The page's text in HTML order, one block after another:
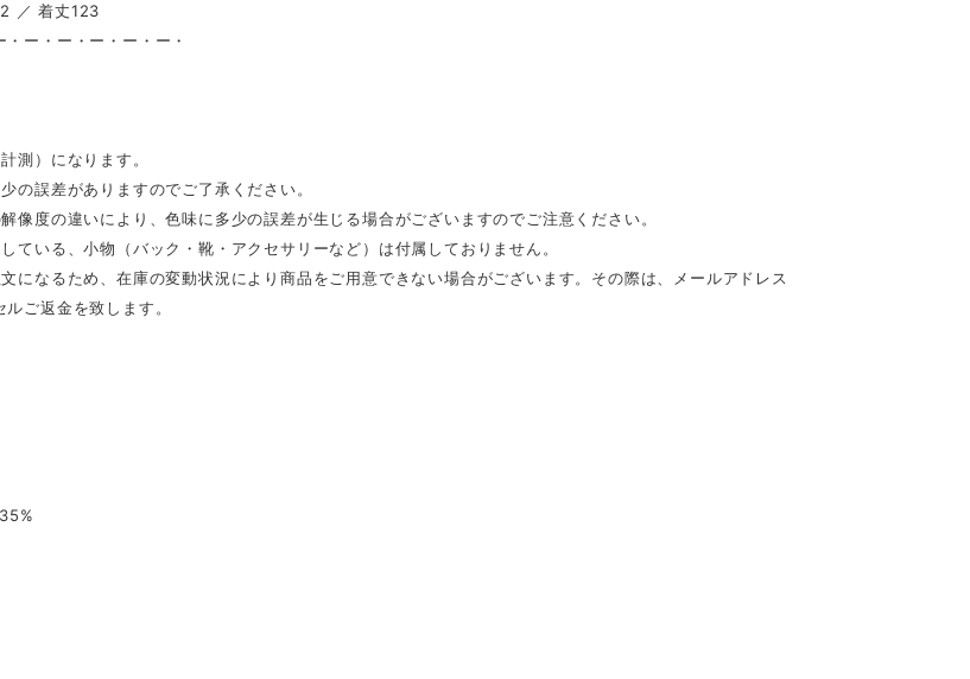
／ 着丈123
ー・ー・ー・ー・ー・
測）になります。
の誤差がありますのでご了承ください。
像度の違いにより、色味に多少の誤差が生じる場合がございますのでご注意ください。
ている、小物（バック・靴・アクセサリーなど）は付属しておりません。
になるため、在庫の変動状況により商品をご用意できない場合がございます。その際は、メールアドレス
ご返金を致します。